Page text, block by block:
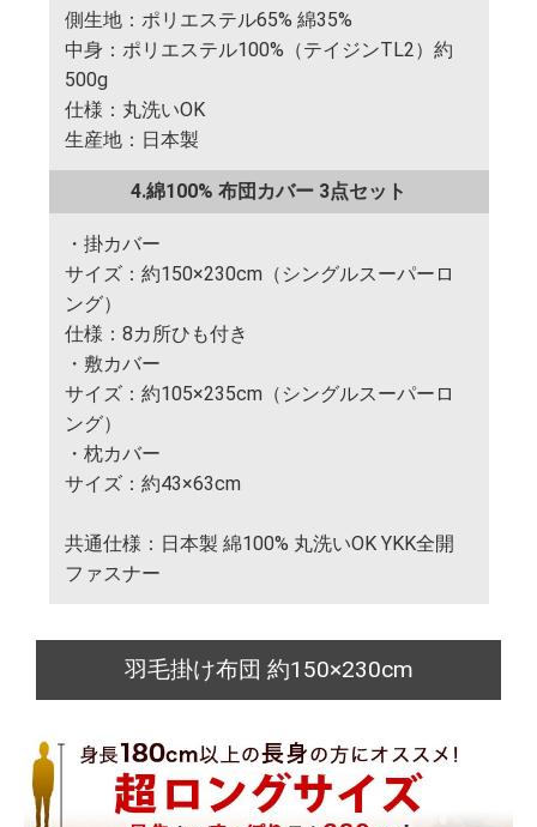
側生地：ポリエステル65% 綿35%
中身：ポリエステル100%（テイジンTL2）約
500g
仕様：丸洗いOK
生産地：日本製
4.綿100% 布団カバー 3点セット
・掛カバー
サイズ：約150×230cm（シングルスーパーロ
ング）
仕様：8カ所ひも付き
・敷カバー
サイズ：約105×235cm（シングルスーパーロ
ング）
・枕カバー
サイズ：約43×63cm
共通仕様：日本製 綿100% 丸洗いOK YKK全開
ファスナー
羽毛掛け布団 約150×230cm